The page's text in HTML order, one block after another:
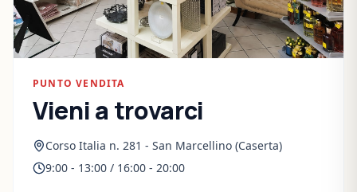
PUNTO VENDITA
Vieni a trovarci
Corso Italia n. 281 - San Marcellino (Caserta)
9:00 - 13:00 / 16:00 - 20:00